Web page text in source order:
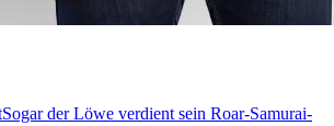
Sogar der Löwe verdient sein Roar-Samurai-